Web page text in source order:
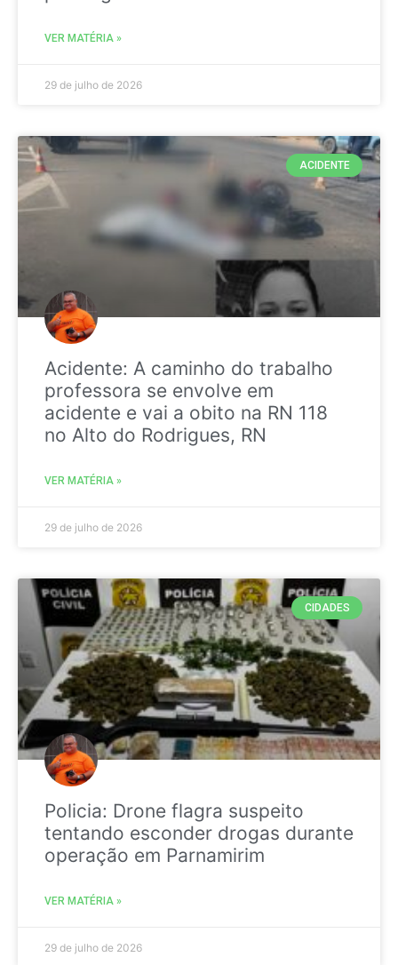
VER MATÉRIA »
29 de julho de 2026
ACIDENTE
Acidente: A caminho do trabalho
professora se envolve em
acidente e vai a obito na RN 118
no Alto do Rodrigues, RN
VER MATÉRIA »
29 de julho de 2026
CIDADES
Policia: Drone flagra suspeito
tentando esconder drogas durante
operação em Parnamirim
VER MATÉRIA »
29 de julho de 2026